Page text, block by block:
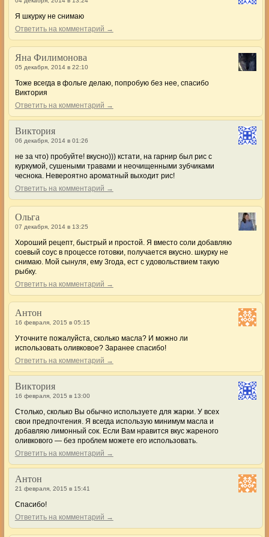
Я шкурку не снимаю
Ответить на комментарий →
Яна Филимонова
05 декабря, 2014 в 22:10
Тоже всегда в фольге делаю, попробую без нее, спасибо
Виктория
Ответить на комментарий →
Виктория
06 декабря, 2014 в 01:26
не за что) пробуйте! вкусно))) кстати, на гарнир был рис с
куркумой, сушеными травами и неочищенными зубчиками
чеснока. Невероятно ароматный выходит рис!
Ответить на комментарий →
Ольга
07 декабря, 2014 в 13:25
Хороший рецепт, быстрый и простой. Я вместо соли добавляю
соевый соус в процессе готовки, получается вкусно. шкурку не
снимаю. Мой сынуля, ему 3года, ест с удовольствием такую
рыбку.
Ответить на комментарий →
Антон
16 февраля, 2015 в 05:15
Уточните пожалуйста, сколько масла? И можно ли
использовать оливковое? Заранее спасибо!
Ответить на комментарий →
Виктория
16 февраля, 2015 в 13:00
Столько, сколько Вы обычно используете для жарки. У всех
свои предпочтения. Я всегда использую минимум масла и
добавляю лимонный сок. Если Вам нравится вкус жареного
оливкового — без проблем можете его использовать.
Ответить на комментарий →
Антон
21 февраля, 2015 в 15:41
Спасибо!
Ответить на комментарий →